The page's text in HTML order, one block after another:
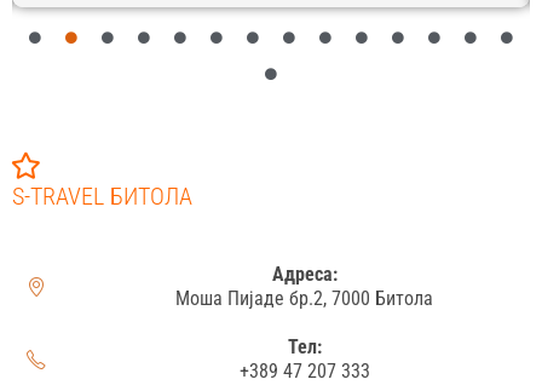
S-TRAVEL БИТОЛА
Адреса:
Моша Пијаде бр.2, 7000 Битола
Тел:
+389 47 207 333